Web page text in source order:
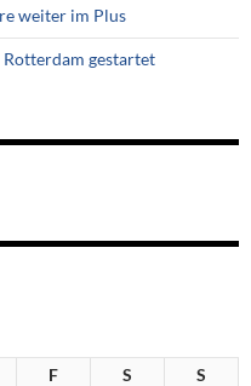
weiter im Plus
Rotterdam gestartet
F S
S